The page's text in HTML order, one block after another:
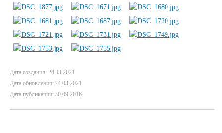
Дата создания: 24.03.2021
Дата обновления: 24.03.2021
Дата публикации: 30.09.2016